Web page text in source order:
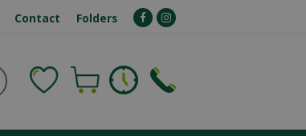
Contact Folders